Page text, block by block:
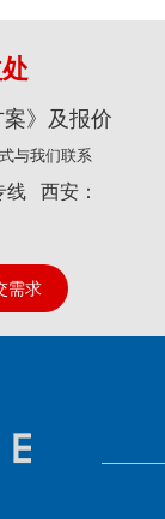
》及报价
与我们联系
线 西安：
需求